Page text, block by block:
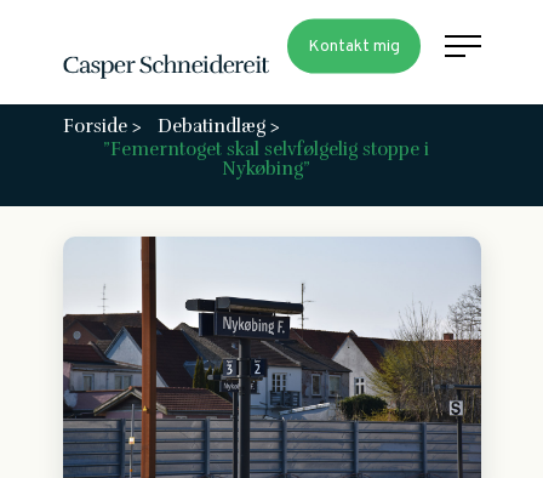
Kontakt mig
Forside >
Debatindlæg >
”Femerntoget skal selvfølgelig stoppe i
Nykøbing”